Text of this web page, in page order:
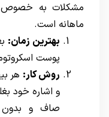
مشکلات به خصوص
ماهانه است.
بهترین زمان:
پوست
روش کار: هر
و اشاره خود
صاف و بدون